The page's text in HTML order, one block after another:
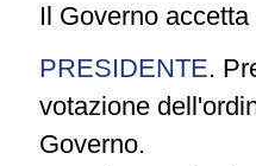
Il Governo
PRESIDENTE.
votazione
Governo.